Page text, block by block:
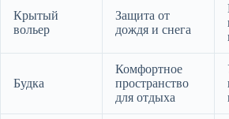
Крытый
вольер
Защита от
дождя и снега
Будка
Комфортное
пространство
для отдыха